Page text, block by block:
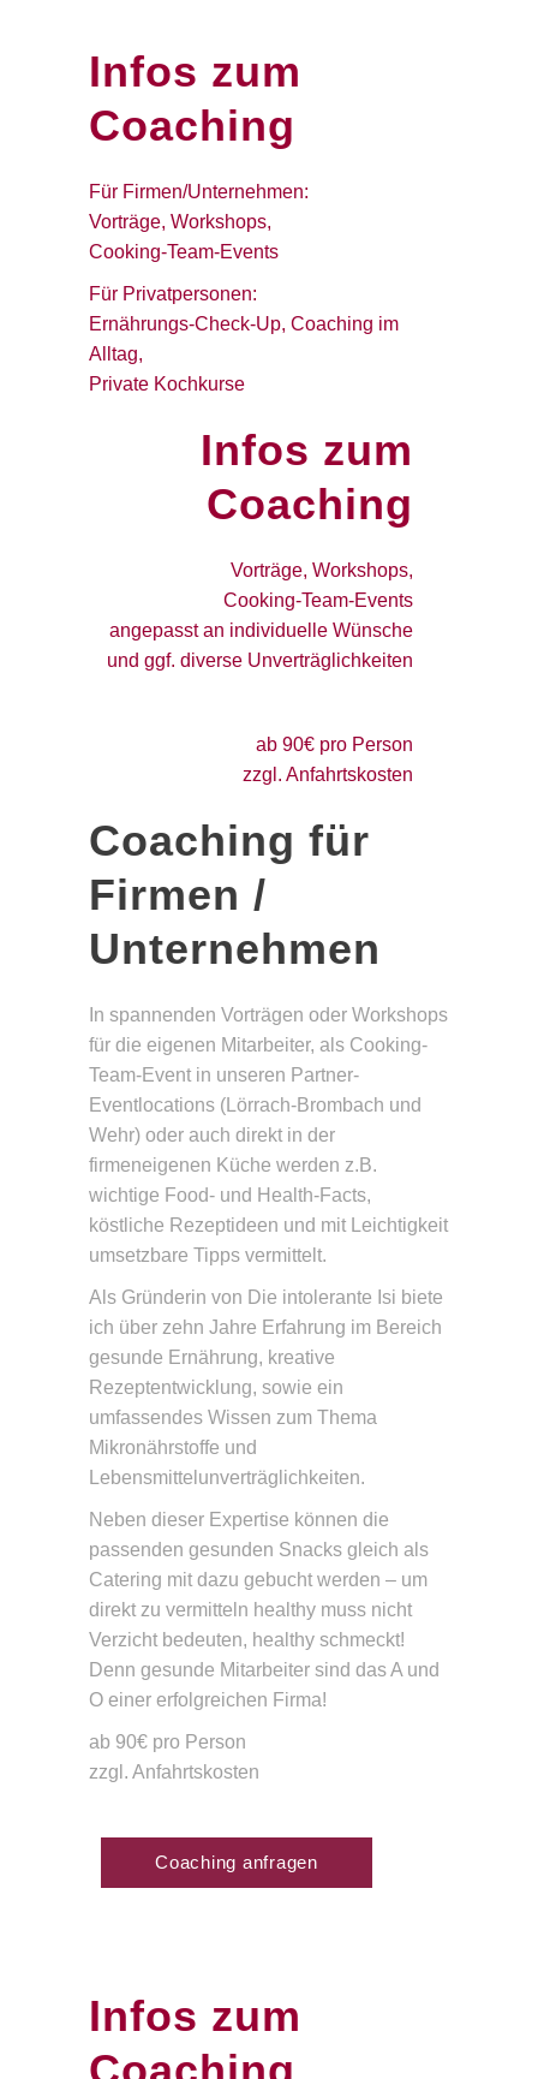
Infos zum
Coaching
Für Firmen/Unternehmen:
Vorträge, Workshops,
Cooking-Team-Events
Für Privatpersonen:
Ernährungs-Check-Up, Coaching im
Alltag,
Private Kochkurse
Infos zum
Coaching
Vorträge, Workshops,
Cooking-Team-Events
angepasst an individuelle Wünsche
und ggf. diverse Unverträglichkeiten
ab 90€ pro Person
zzgl. Anfahrtskosten
Coaching für
Firmen /
Unternehmen
In spannenden Vorträgen oder Workshops
für die eigenen Mitarbeiter, als Cooking-
Team-Event in unseren Partner-
Eventlocations (Lörrach-Brombach und
Wehr) oder auch direkt in der
firmeneigenen Küche werden z.B.
wichtige Food- und Health-Facts,
köstliche Rezeptideen und mit Leichtigkeit
umsetzbare Tipps vermittelt.
Als Gründerin von Die intolerante Isi biete
ich über zehn Jahre Erfahrung im Bereich
gesunde Ernährung, kreative
Rezeptentwicklung, sowie ein
umfassendes Wissen zum Thema
Mikronährstoffe und
Lebensmittelunverträglichkeiten.
Neben dieser Expertise können die
passenden gesunden Snacks gleich als
Catering mit dazu gebucht werden – um
direkt zu vermitteln healthy muss nicht
Verzicht bedeuten, healthy schmeckt!
Denn gesunde Mitarbeiter sind das A und
O einer erfolgreichen Firma!
ab 90€ pro Person
zzgl. Anfahrtskosten
Coaching anfragen
Infos zum